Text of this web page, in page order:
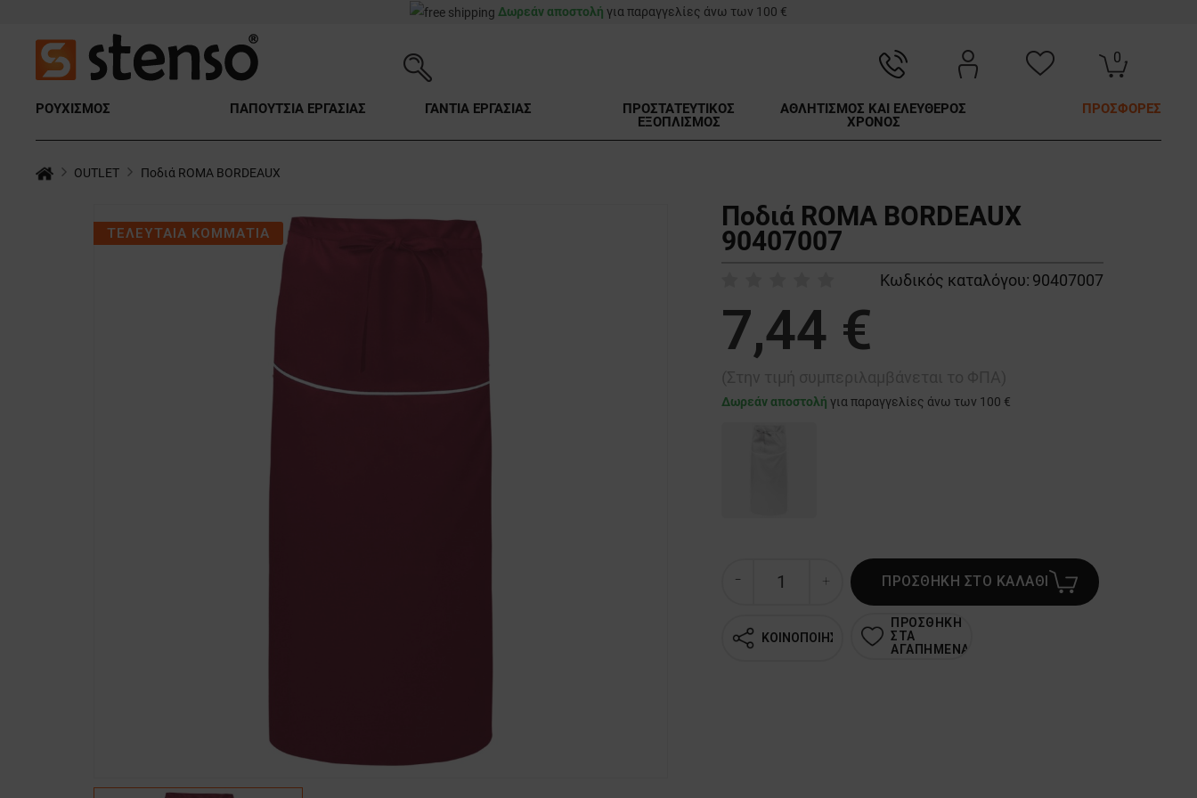
Δωρεάν αποστολή για παραγγελίες άνω των 100 €
0
ΡΟΥΧΙΣΜΟΣ ΠΑΠΟΥΤΣΙΑ ΕΡΓΑΣΙΑΣ ΓΑΝΤΙΑ ΕΡΓΑΣΙΑΣ
ΠΡΟΣΤΑΤΕΥΤΙΚΟΣ
ΕΞΟΠΛΙΣΜΟΣ
ΑΘΛΗΤΙΣΜΟΣ ΚΑΙ ΕΛΕΥΘΕΡΟΣ
ΧΡΟΝΟΣ
ΠΡΟΣΦΟΡΕΣ
OUTLET Ποδιά ROMA BORDEAUX
ΤΕΛΕΥΤΑΙΑ ΚΟΜΜΑΤΙΑ
Ποδιά ROMA BORDEAUX
90407007
Κωδικός καταλόγου: 90407007
7,44 €
Δωρεάν αποστολή για παραγγελίες άνω των 100 €
ΠΡΟΣΘΗΚΗ ΣΤΟ ΚΑΛΑΘΙ
ΚΟΙΝΟΠΟΙΗΣΗ
ΠΡΟΣΘΗΚΗ
ΣΤΑ
ΑΓΑΠΗΜΕΝΑ